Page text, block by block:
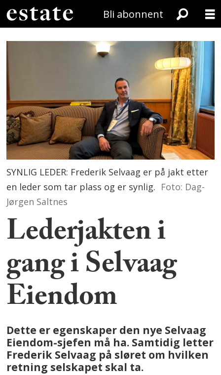
Bli abonnent
SYNLIG LEDER: Frederik Selvaag er på jakt etter
en leder som tar plass og er synlig. Foto: Dag-
Jørgen Saltnes
Lederjakten i
gang i Selvaag
Eiendom
Dette er egenskaper den nye Selvaag
Eiendom-sjefen må ha. Samtidig letter
Frederik Selvaag på sløret om hvilken
retning selskapet skal ta.